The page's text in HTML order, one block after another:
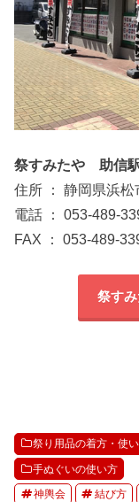
祭すみたや 助信
住所 ： 静岡県浜
電話 ： 053-489-
FAX ： 053-489-
祭す
祭り用品の着方・使
手ぬぐいの使い方
神輿会 結び方